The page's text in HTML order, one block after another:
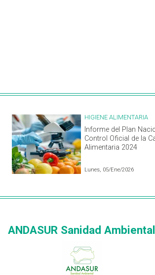
HIGIENE ALIMENTARIA
Informe del Plan
Control Oficial de la
Alimentaria 2024
Lunes, 05/Ene/2026
ANDASUR Sanidad Ambiental